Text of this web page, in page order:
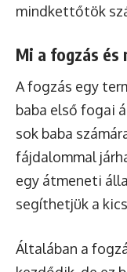
mindkettőtök
Mi a fogzás és
A fogzás egy
baba első fogai
sok baba
fájdalommal
egy átmeneti
segíthetjük a
Általában a